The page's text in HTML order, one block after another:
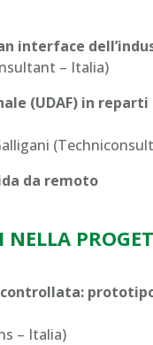
interface
– Italia)
(UDAF) in
da remoto
prototipo
– Italia)